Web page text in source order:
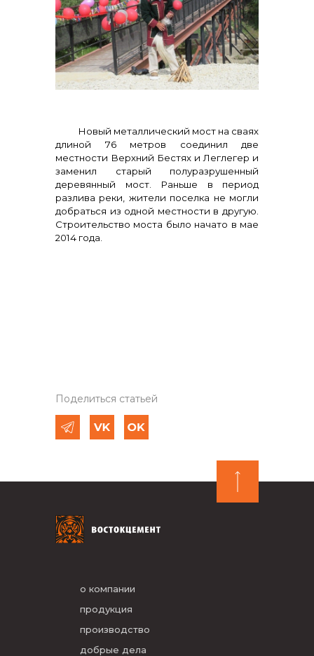
контакты отдела закупок
+7 (423) 234 50 50
info@vostokcement.ru
Новый металлический мост на сваях
длиной 76 метров соединил две
местности Верхний Бестях и Леглегер и
заменил старый полуразрушенный
деревянный мост. Раньше в период
разлива реки, жители поселка не могли
добраться из одной местности в другую.
Строительство моста было начато в мае
2014 года.
Поделиться статьей
о компании
продукция
производство
добрые дела